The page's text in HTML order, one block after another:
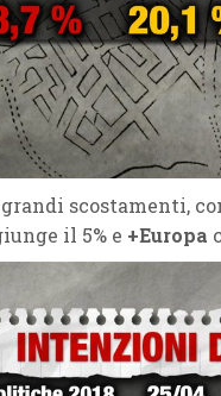
scostamenti,
il 5% e +Europa